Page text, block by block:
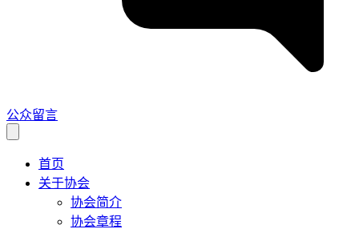
公众留言
首页
关于协会
协会简介
协会章程